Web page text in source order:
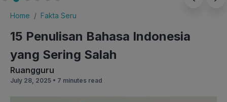
Home Fakta Seru
15 Penulisan Bahasa Indonesia
yang Sering Salah
Ruangguru
July 28, 2025 • 7 minutes read